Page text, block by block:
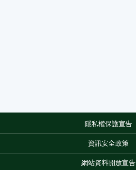
隱私權保護宣告
資訊安全政策
網站資料開放宣告